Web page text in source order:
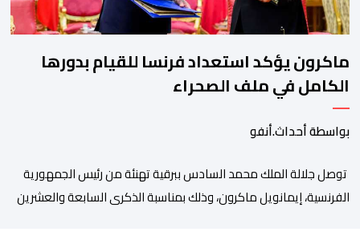
ماكرون يؤكد استعداد فرنسا للقيام بدورها
الكامل في ملف الصحراء
بواسطة أحداث.أنفو
توصل جلالة الملك محمد السادس ببرقية تهنئة من رئيس الجمهورية
الفرنسية، إيمانويل ماكرون، وذلك بمناسبة الذكرى السابعة والعشرين